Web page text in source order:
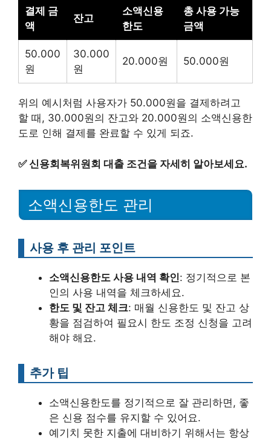
결제 금
액
잔고
소액신용
한도
총 사용 가능
금액
50.000
원
30.000
원
20.000원 50.000원
위의 예시처럼 사용자가 50.000원을 결제하려고
할 때, 30.000원의 잔고와 20.000원의 소액신용한
도로 인해 결제를 완료할 수 있게 되죠.
✅신용회복위원회 대출 조건을 자세히 알아보세요.
소액신용한도 관리
사용 후 관리 포인트
소액신용한도 사용 내역 확인: 정기적으로 본
인의 사용 내역을 체크하세요.
한도 및 잔고 체크: 매월 신용한도 및 잔고 상
황을 점검하여 필요시 한도 조정 신청을 고려
해야 해요.
추가 팁
소액신용한도를 정기적으로 잘 관리하면, 좋
은 신용 점수를 유지할 수 있어요.
예기치 못한 지출에 대비하기 위해서는 항상